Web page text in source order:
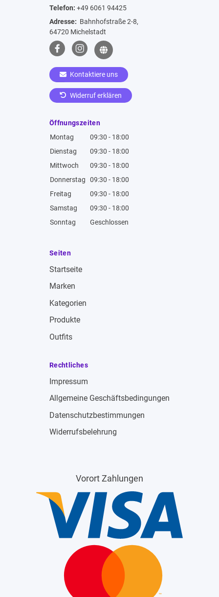
Telefon: +49 6061 94425
Adresse: Bahnhofstraße 2-8,
64720 Michelstadt
Kontaktiere uns
Widerruf erklären
Öffnungszeiten
Montag
09:30 - 18:00
Dienstag
09:30 - 18:00
Mittwoch
09:30 - 18:00
Donnerstag
09:30 - 18:00
Freitag
09:30 - 18:00
Samstag
09:30 - 18:00
Sonntag
Geschlossen
Seiten
Startseite
Marken
Kategorien
Produkte
Outfits
Rechtliches
Impressum
Allgemeine Geschäftsbedingungen
Datenschutzbestimmungen
Widerrufsbelehrung
Vorort Zahlungen